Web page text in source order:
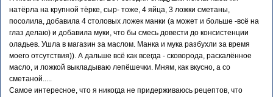
натёрла на крупной тёрке, сыр- тоже, 4 яйца, 3 ложки сметаны,
посолила, добавила 4 столовых ложек манки (а может и больше -всё на
глаз делаю) и добавила муки, что бы смесь довести до консистенции
оладьев. Ушла в магазин за маслом. Манка и мука разбухли за время
моего отсутствия)). А дальше всё как всегда - сковорода, раскалённое
масло, и ложкой выкладываю лепёшечки. Мням, как вкусно, а со
сметаной.....
Самое интересное, что я никогда не придерживаюсь рецептов, что